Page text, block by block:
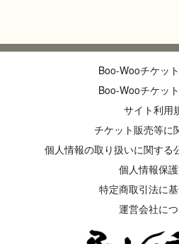
Boo-Wooチケッ
Boo-Wooチケッ
サイト利用
チケット販売等に
個人情報の取り扱いに関する
個人情報保
特定商取引法に
運営会社に